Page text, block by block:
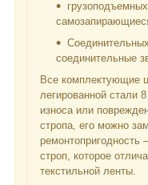
соединительные
Все комплектующие
легированной стали
износа или
стропа, его можно
ремонтопригодность
строп, которое
текстильной ленты.